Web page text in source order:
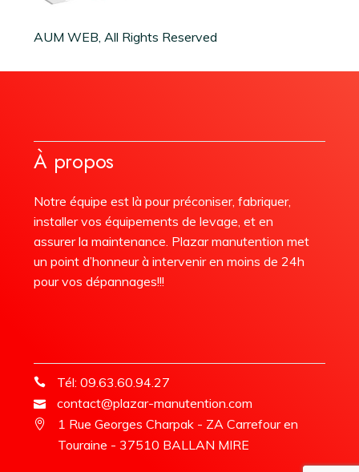
AUM WEB, All Rights Reserved
À propos
Notre équipe est là pour préconiser, fabriquer,
installer vos équipements de levage, et en
assurer la maintenance. Plazar manutention met
un point d’honneur à intervenir en moins de 24h
pour vos dépannages!!!
Tél: 09.63.60.94.27
contact@plazar-manutention.com
1 Rue Georges Charpak - ZA Carrefour en
Touraine - 37510 BALLAN MIRE